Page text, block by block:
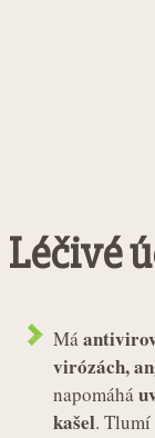
Léčivé
Má
virózách,
napomáhá
kašel.